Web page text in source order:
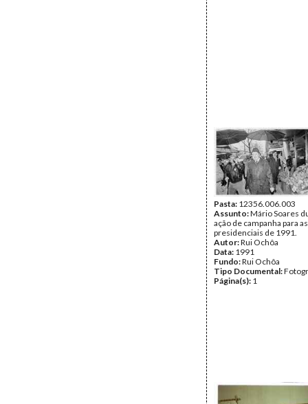
Pasta: 12356.006.003
Assunto:Mário Soares
ação de campanha para
presidenciais de 1991.
Autor:Rui Ochôa
Data: 1991
Fundo:Rui Ochôa
Tipo Documental:
Página(s): 1